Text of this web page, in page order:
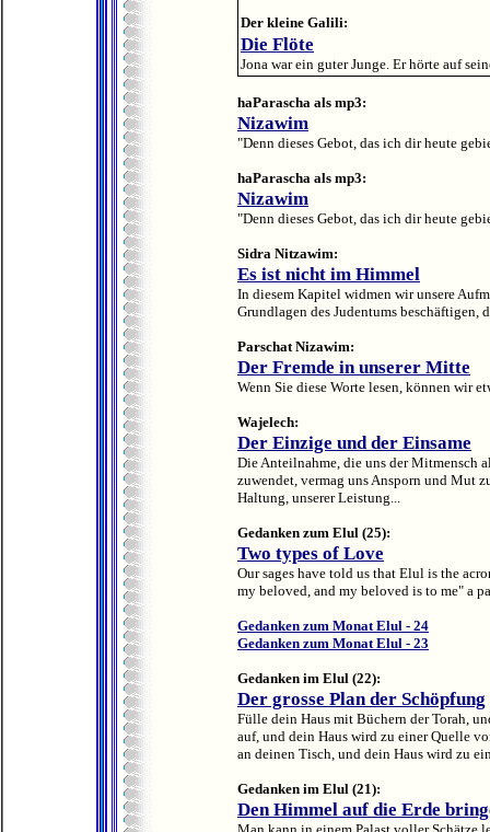
Der kleine Galili:
Die Flöte
Jona war ein guter Junge. Er hörte auf
haParascha als mp3:
Nizawim
"Denn dieses Gebot, das ich dir heute
haParascha als mp3:
Nizawim
"Denn dieses Gebot, das ich dir heute
Sidra Nitzawim:
Es ist nicht im Himmel
In diesem Kapitel widmen wir unsere
Grundlagen des Judentums beschäftigen,
Parschat Nizawim:
Der Fremde in unserer Mitte
Wenn Sie diese Worte lesen, können wir
Wajelech:
Der Einzige und der Einsame
Die Anteilnahme, die uns der Mitmensch
zuwendet, vermag uns Ansporn und Mut
Haltung, unserer Leistung...
Gedanken zum Elul (25):
Two types of Love
Our sages have told us that Elul is the
my beloved, and my beloved is to me" a
Gedanken zum Monat Elul - 24
Gedanken zum Monat Elul - 23
Gedanken im Elul (22):
Der grosse Plan der Schöpfung
Fülle dein Haus mit Büchern der Torah,
auf, und dein Haus wird zu einer Quelle
an deinen Tisch, und dein Haus wird zu
Gedanken im Elul (21):
Den Himmel auf die Erde